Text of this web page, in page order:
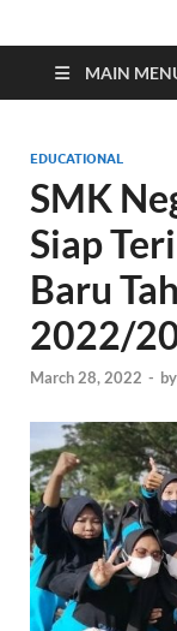
MAIN
EDUCATIONAL
SMK
Siap
Baru
2022/
March 28, 2022 - by